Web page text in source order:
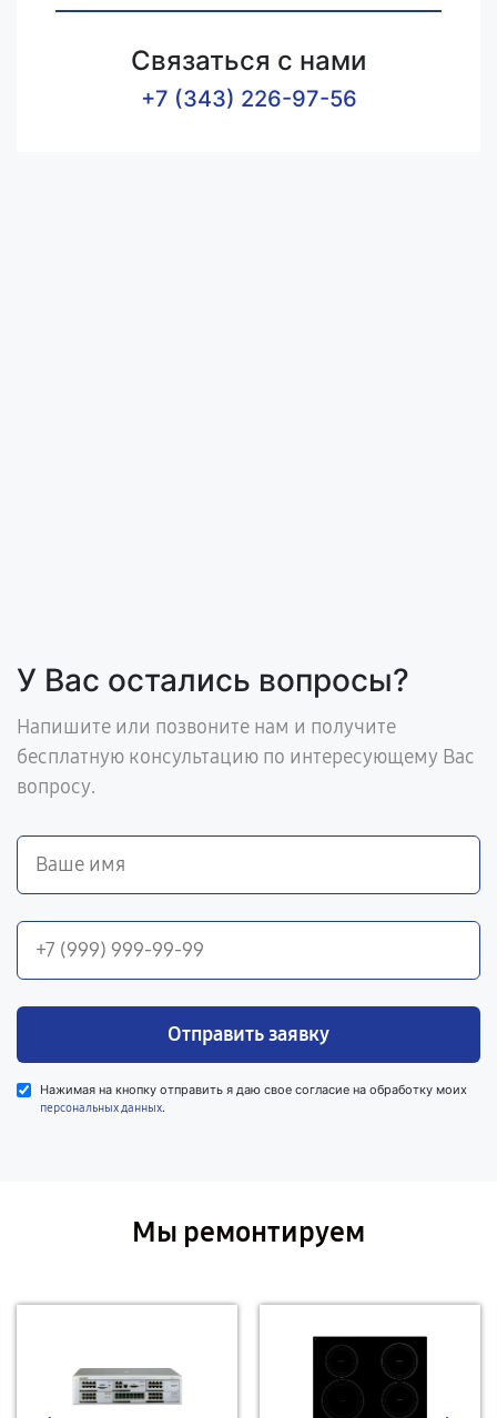
Связаться с нами
+7 (343) 226-97-56
У Вас остались вопросы?
Напишите или позвоните нам и получите
бесплатную консультацию по интересующему Вас
вопросу.
Отправить заявку
Нажимая на кнопку отправить я даю свое согласие на обработку моих
персональных данных.
Мы ремонтируем